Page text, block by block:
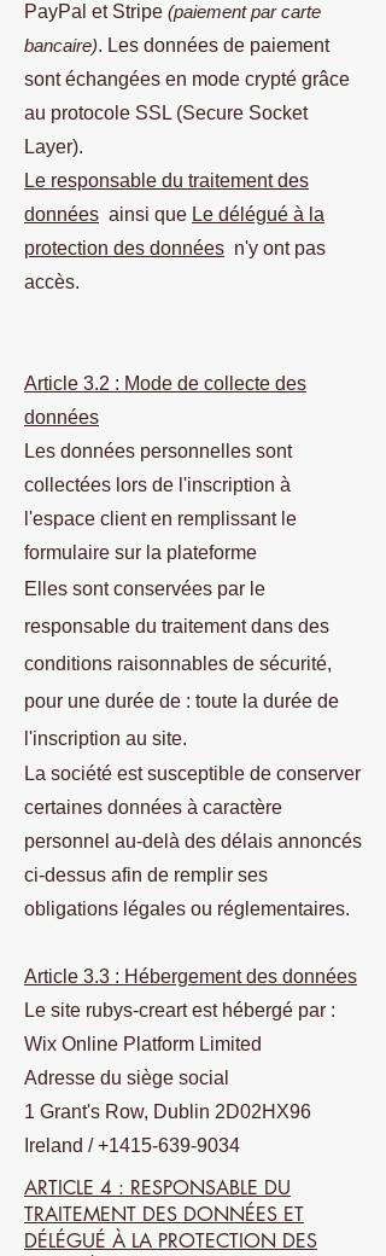
PayPal et Stripe (paiement par carte
bancaire). Les données de paiement
sont échangées en mode crypté grâce
au protocole SSL (Secure Socket
Layer).
Le responsable du traitement des
données ainsi que Le délégué à la
protection des données n'y ont pas
accès.
Article 3.2 : Mode de collecte des
données
Les données personnelles sont
collectées lors de l'inscription à
l'espace client en remplissant le
formulaire sur la plateforme
Elles sont conservées par le
responsable du traitement dans des
conditions raisonnables de sécurité,
pour une durée de : toute la durée de
l'inscription au site.
La société est susceptible de conserver
certaines données à caractère
personnel au-delà des délais annoncés
ci-dessus afin de remplir ses
obligations légales ou réglementaires.
Article 3.3 : Hébergement des données
Le site rubys-creart est hébergé par :
Wix Online Platform Limited
Adresse du siège social
1 Grant's Row, Dublin 2D02HX96
Ireland / +1415-639-9034
ARTICLE 4 : RESPONSABLE DU
TRAITEMENT DES DONNÉES ET
DÉLÉGUÉ À LA PROTECTION DES